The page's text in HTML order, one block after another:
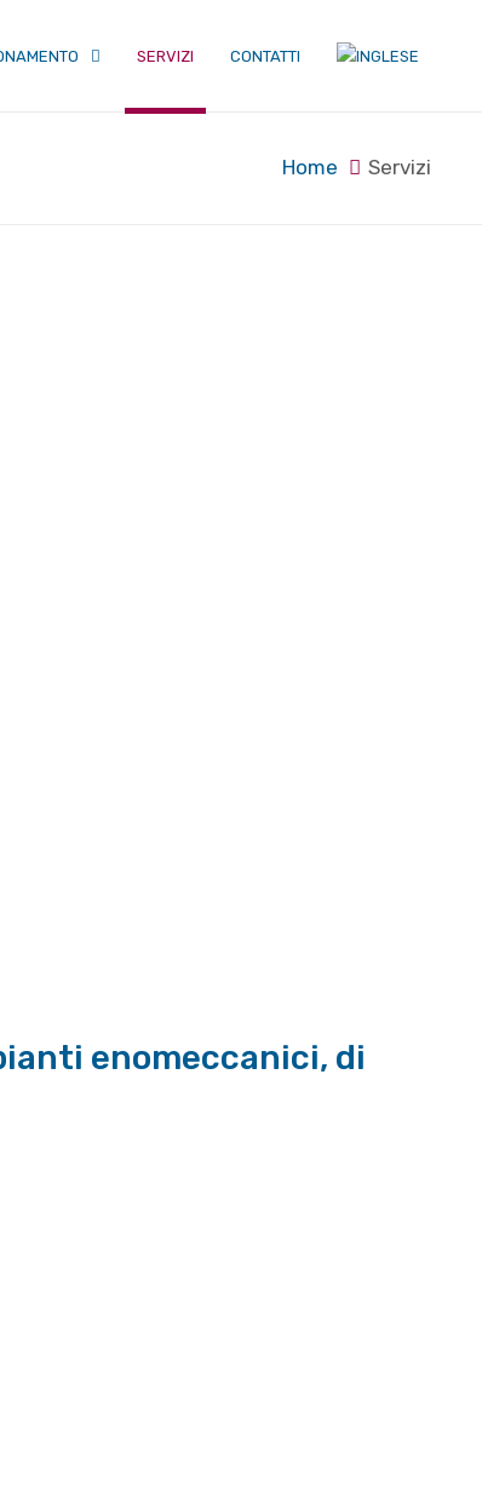
SERVIZI CONTATTI
Home Servizi
enomeccanici, di